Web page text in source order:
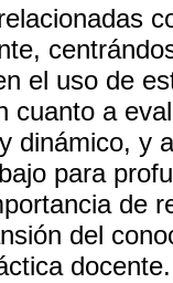
el uso de
cuanto a
dinámico, y
para
de
del
docente.